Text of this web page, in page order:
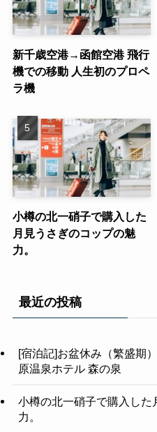
新千歳空港→函館空港 飛行
機での移動 人生初のプロペ
ラ機
小樽の北一硝子で購入した
月見うさぎのコップの魅
力。
最近の投稿
[宿泊記]お盆休み（繁盛期
原温泉ホテル 森の泉
小樽の北一硝子で購入した
力。